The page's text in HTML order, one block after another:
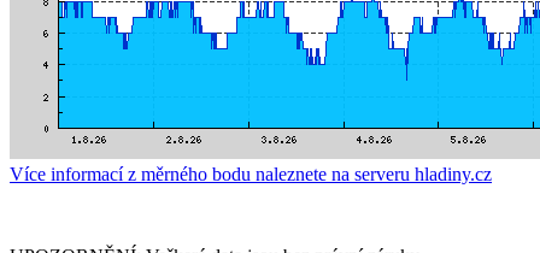
Více informací z měrného bodu naleznete na serveru hladiny.cz